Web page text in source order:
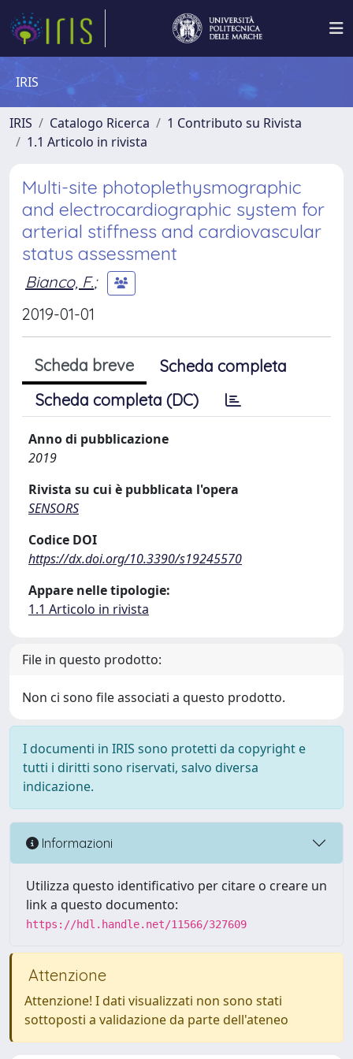
IRIS
IRIS Catalogo Ricerca
1 Contributo su Rivista
1.1 Articolo in rivista
Multi-site photoplethysmographic
and electrocardiographic system for
arterial stiffness and cardiovascular
status assessment
Bianco, F.;
2019-01-01
Scheda breve
Scheda completa
Scheda completa (DC)
Anno di pubblicazione
2019
Rivista su cui è pubblicata l'opera
SENSORS
Codice DOI
https://dx.doi.org/10.3390/s19245570
Appare nelle tipologie:
1.1 Articolo in rivista
File in questo prodotto:
Non ci sono file associati a questo prodotto.
I documenti in IRIS sono protetti da copyright e
tutti i diritti sono riservati, salvo diversa
indicazione.
Informazioni
Utilizza questo identificativo per citare o creare un
link a questo documento:
https://hdl.handle.net/11566/327609
Attenzione
Attenzione! I dati visualizzati non sono stati
sottoposti a validazione da parte dell'ateneo